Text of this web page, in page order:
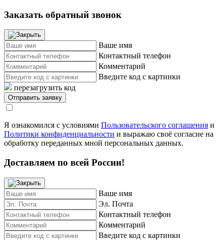
Заказать обратный звонок
Ваше имя
Контактный телефон
Комментарий
Введите код с картинки
перезагрузить код
Я ознакомился с условиями Пользовательского соглашения и
Политики конфиденциальности и выражаю своё согласие на
обработку переданных мной персональных данных.
Доставляем по всей России!
Ваше имя
Эл. Почта
Контактный телефон
Комментарий
Введите код с картинки